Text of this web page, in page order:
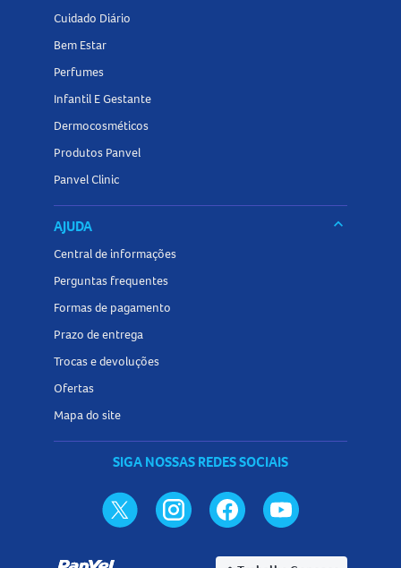
Cuidado Diário
Bem Estar
Perfumes
Infantil E Gestante
Dermocosméticos
Produtos Panvel
Panvel Clinic
AJUDA keyboard_arrow_down
Central de informações
Perguntas frequentes
Formas de pagamento
Prazo de entrega
Trocas e devoluções
Ofertas
Mapa do site
SIGA NOSSAS REDES SOCIAIS